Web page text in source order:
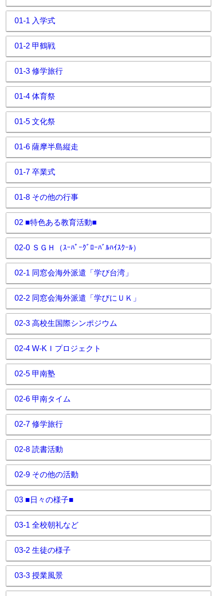
01-1 入学式
01-2 甲鶴戦
01-3 修学旅行
01-4 体育祭
01-5 文化祭
01-6 薩摩半島縦走
01-7 卒業式
01-8 その他の行事
02 ■特色ある教育活動■
02-0 ＳＧＨ（ｽｰﾊﾟｰｸﾞﾛｰﾊﾞﾙﾊｲｽｸｰﾙ）
02-1 同窓会海外派遣「学び台湾」
02-2 同窓会海外派遣「学びにＵＫ」
02-3 高校生国際シンポジウム
02-4 W-KＩプロジェクト
02-5 甲南塾
02-6 甲南タイム
02-7 修学旅行
02-8 読書活動
02-9 その他の活動
03 ■日々の様子■
03-1 全校朝礼など
03-2 生徒の様子
03-3 授業風景